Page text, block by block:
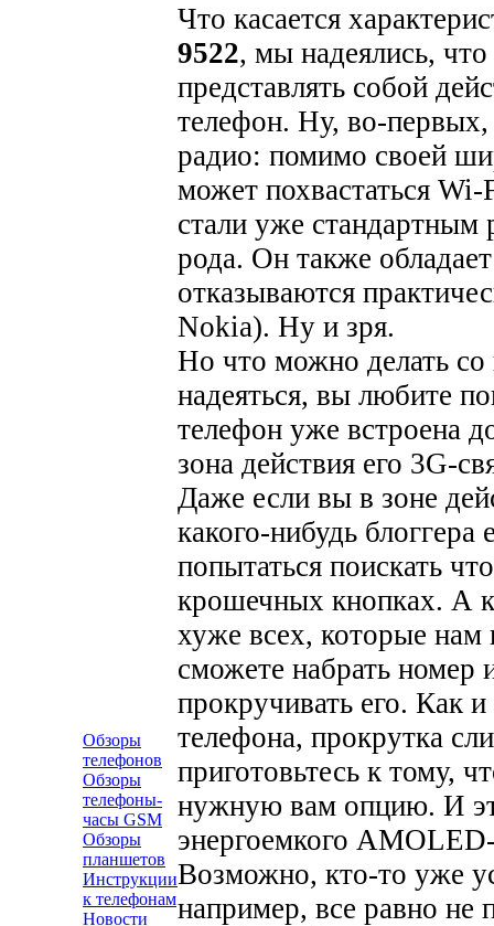
Обзоры
телефонов
Обзоры
телефоны-
часы GSM
Обзоры
планшетов
Инструкции
к телефонам
Новости
Что касается
9522, мы надеялись, что
представлять собой
телефон. Ну, во-
радио: помимо своей
может похвастаться
стали уже стандартным
рода. Он также
отказываются
Nokia). Ну и зря.
Но что можно делать
надеяться, вы любите
телефон уже встроена
зона действия его 3G-
Даже если вы в зоне
какого-нибудь
попытаться поискать
крошечных кнопках. А
хуже всех, которые нам
сможете набрать номер
прокручивать его. Как
телефона, прокрутка
приготовьтесь к тому,
нужную вам опцию. И
энергоемкого
Возможно, кто-то уже
например, все равно не